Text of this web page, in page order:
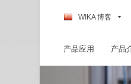
WIKA 博客
产品应用 产品